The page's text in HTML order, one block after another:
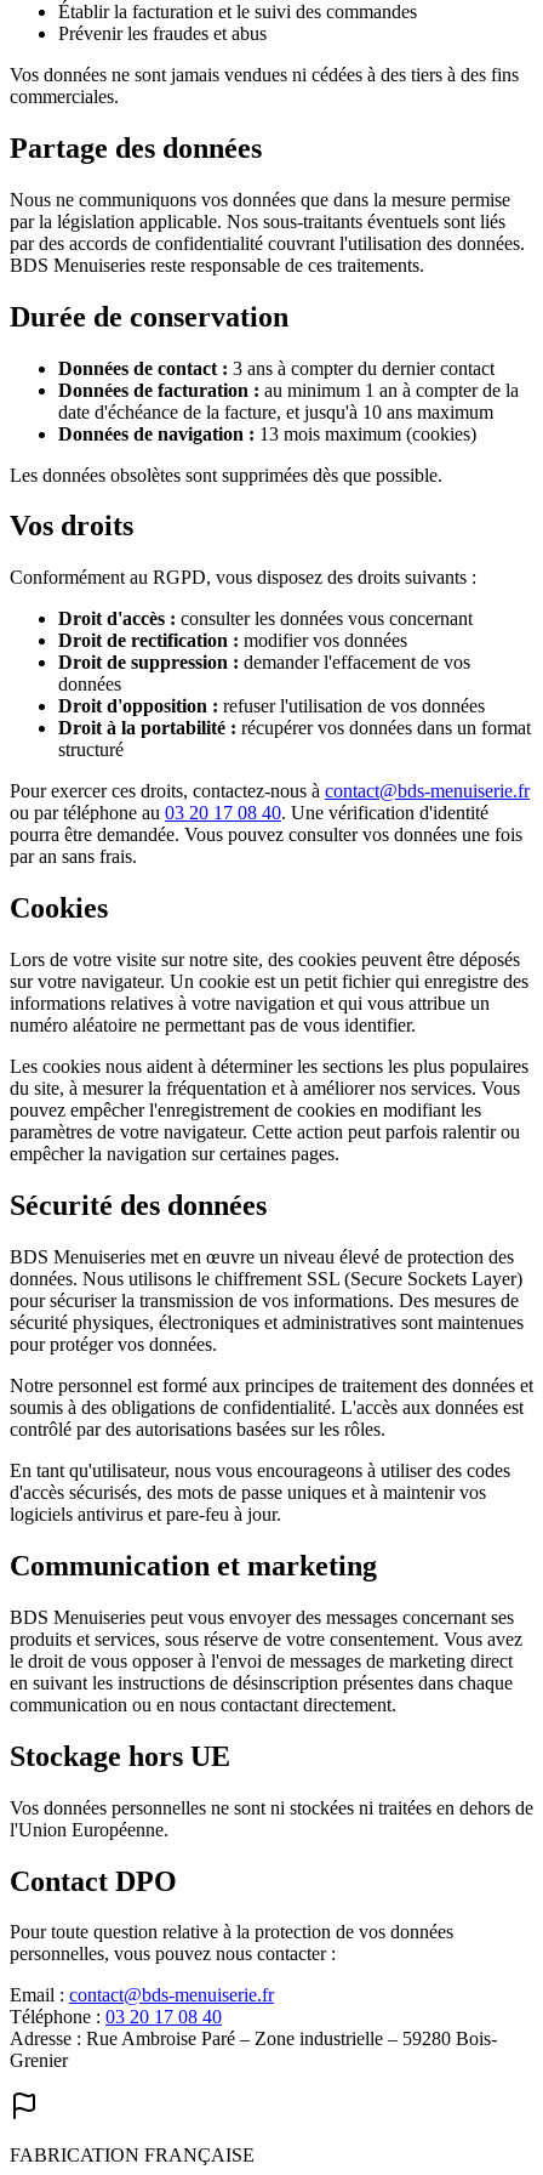
Établir la facturation et le suivi des commandes
Prévenir les fraudes et abus
Vos données ne sont jamais vendues ni cédées à des tiers à des fins
commerciales.
Partage des données
Nous ne communiquons vos données que dans la mesure permise
par la législation applicable. Nos sous-traitants éventuels sont liés
par des accords de confidentialité couvrant l'utilisation des données.
BDS Menuiseries reste responsable de ces traitements.
Durée de conservation
Données de contact : 3 ans à compter du dernier contact
Données de facturation : au minimum 1 an à compter de la
date d'échéance de la facture, et jusqu'à 10 ans maximum
Données de navigation : 13 mois maximum (cookies)
Les données obsolètes sont supprimées dès que possible.
Vos droits
Conformément au RGPD, vous disposez des droits suivants :
Droit d'accès : consulter les données vous concernant
Droit de rectification : modifier vos données
Droit de suppression : demander l'effacement de vos
données
Droit d'opposition : refuser l'utilisation de vos données
Droit à la portabilité : récupérer vos données dans un format
structuré
Pour exercer ces droits, contactez-nous à contact@bds-menuiserie.fr
ou par téléphone au 03 20 17 08 40. Une vérification d'identité
pourra être demandée. Vous pouvez consulter vos données une fois
par an sans frais.
Cookies
Lors de votre visite sur notre site, des cookies peuvent être déposés
sur votre navigateur. Un cookie est un petit fichier qui enregistre des
informations relatives à votre navigation et qui vous attribue un
numéro aléatoire ne permettant pas de vous identifier.
Les cookies nous aident à déterminer les sections les plus populaires
du site, à mesurer la fréquentation et à améliorer nos services. Vous
pouvez empêcher l'enregistrement de cookies en modifiant les
paramètres de votre navigateur. Cette action peut parfois ralentir ou
empêcher la navigation sur certaines pages.
Sécurité des données
BDS Menuiseries met en œuvre un niveau élevé de protection des
données. Nous utilisons le chiffrement SSL (Secure Sockets Layer)
pour sécuriser la transmission de vos informations. Des mesures de
sécurité physiques, électroniques et administratives sont maintenues
pour protéger vos données.
Notre personnel est formé aux principes de traitement des données et
soumis à des obligations de confidentialité. L'accès aux données est
contrôlé par des autorisations basées sur les rôles.
En tant qu'utilisateur, nous vous encourageons à utiliser des codes
d'accès sécurisés, des mots de passe uniques et à maintenir vos
logiciels antivirus et pare-feu à jour.
Communication et marketing
BDS Menuiseries peut vous envoyer des messages concernant ses
produits et services, sous réserve de votre consentement. Vous avez
le droit de vous opposer à l'envoi de messages de marketing direct
en suivant les instructions de désinscription présentes dans chaque
communication ou en nous contactant directement.
Stockage hors UE
Vos données personnelles ne sont ni stockées ni traitées en dehors de
l'Union Européenne.
Contact DPO
Pour toute question relative à la protection de vos données
personnelles, vous pouvez nous contacter :
Email : contact@bds-menuiserie.fr
Téléphone : 03 20 17 08 40
Adresse : Rue Ambroise Paré – Zone industrielle – 59280 Bois-
Grenier
FABRICATION FRANÇAISE